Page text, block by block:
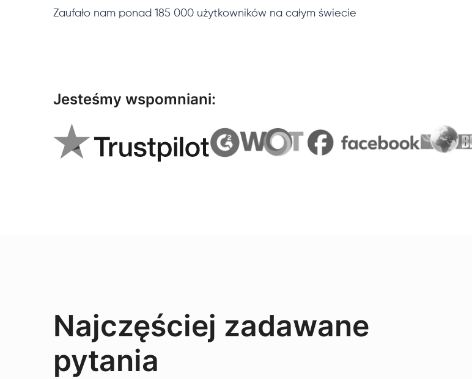
Zaufało nam ponad 185 000 użytkowników na całym świecie
Jesteśmy wspomniani:
Najczęściej zadawane
pytania